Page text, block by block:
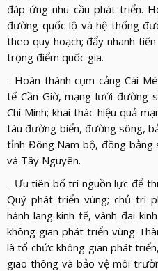
đáp ứng nhu cầu phát triển.
đường quốc lộ và hệ thống
theo quy hoạch; đẩy nhanh
trọng điểm quốc gia.
- Hoàn thành cụm cảng Cái
tế Cần Giờ, mạng lưới đường
Chí Minh; khai thác hiệu quả
tàu đường biển, đường sông,
tỉnh Đông Nam bộ, đồng bằng
và Tây Nguyên.
- Ưu tiên bố trí nguồn lực để
Quỹ phát triển vùng; chủ trì
hành lang kinh tế, vành đai
không gian phát triển vùng
là tổ chức không gian phát
giao thông và bảo vệ môi